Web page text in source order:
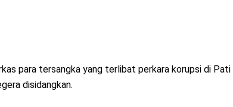
para tersangka yang terlibat perkara korupsi di Pati
disidangkan.